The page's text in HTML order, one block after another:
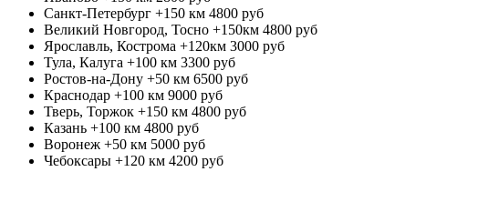
Санкт-Петербург +150 км 4800 руб
Великий Новгород, Тосно +150км 4800 руб
Ярославль, Кострома +120км 3000 руб
Тула, Калуга +100 км 3300 руб
Ростов-на-Дону +50 км 6500 руб
Краснодар +100 км 9000 руб
Тверь, Торжок +150 км 4800 руб
Казань +100 км 4800 руб
Воронеж +50 км 5000 руб
Чебоксары +120 км 4200 руб